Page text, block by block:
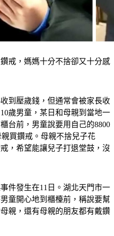
戒，媽媽十分不捨卻又十分感
到壓歲錢，但通常會被家長收
歲男童，某日和母親到當地一
台前，男童說要用自己的8800
買鑽戒。母親不捨兒子花
，希望能讓兒子打退堂鼓，沒
件發生在11日。湖北天門市一
童開心地到櫃檯前，稱說要幫
親，還有母親的朋友都有戴鑽